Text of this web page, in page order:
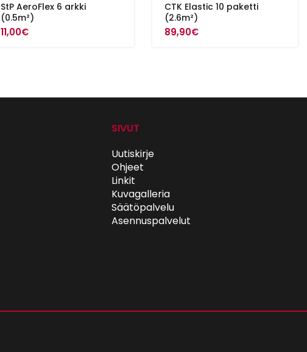
StP AeroFlex 6 arkki
(0.5m²)
11,00€
CTK Elastic 10 paketti
(2.6m²)
89,90€
SIVUT
Uutiskirje
Ohjeet
Linkit
Kuvagalleria
Säätöpalvelu
Asennuspalvelut